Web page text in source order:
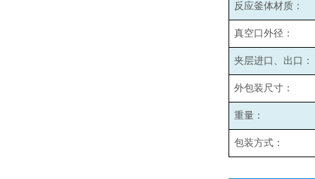
反应釜体材质：
真空口外径：
夹层进口、出口：
外包装尺寸：
重量：
包装方式：